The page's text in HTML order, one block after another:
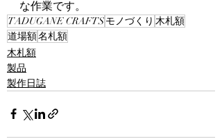
な作業です。
TADUGANE CRAFTSモノづくり 木札額
道場額名札額
木札額
製品
製作日誌